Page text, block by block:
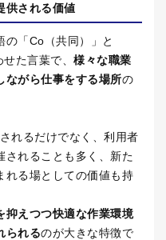
供される価値
の「Co （共同）」と
た言葉で、 様々な職業
ながら仕事をする場所の
れるだけでなく、利用者
されることも多く、新た
れる場としての価値も持
抑えつつ快適な作業環境
られるのが大きな特徴で